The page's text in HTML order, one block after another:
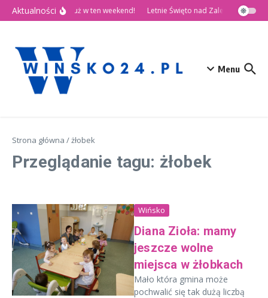
Przejdź do treści
Aktualności
🎉 Dni Wińska 2026 już w ten weekend! Letnie Święto nad Zalewem Słup
Menu
Strona główna /żłobek
Przeglądanie tagu: żłobek
Wińsko
Diana Zioła: mamy
jeszcze wolne
miejsca w żłobkach
Mało która gmina może
pochwalić się tak dużą liczbą